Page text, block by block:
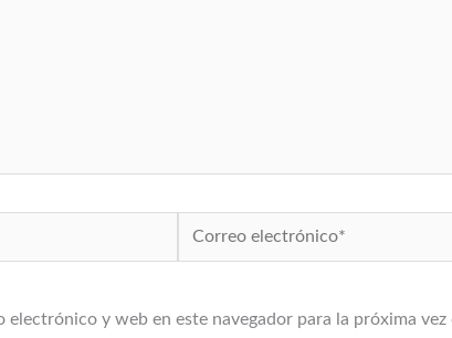
Correo
electrónico*
electrónico y web en este navegador para la próxima vez